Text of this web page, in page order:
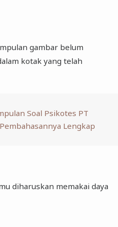
gambar belum
kotak yang telah
Soal Psikotes PT
Lengkap
diharuskan memakai daya